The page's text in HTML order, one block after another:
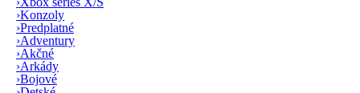
›Konzoly
›Predplatné
›Adventury
›Akčné
›Arkády
›Bojové